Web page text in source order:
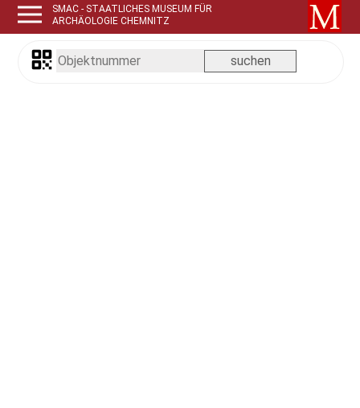
SMAC - STAATLICHES MUSEUM FÜR
ARCHÄOLOGIE CHEMNITZ